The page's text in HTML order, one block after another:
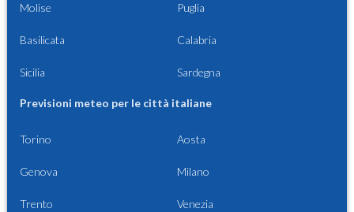
Molise Puglia
Basilicata Calabria
Sicilia Sardegna
Previsioni meteo per le città italiane
Torino Aosta
Genova Milano
Trento Venezia